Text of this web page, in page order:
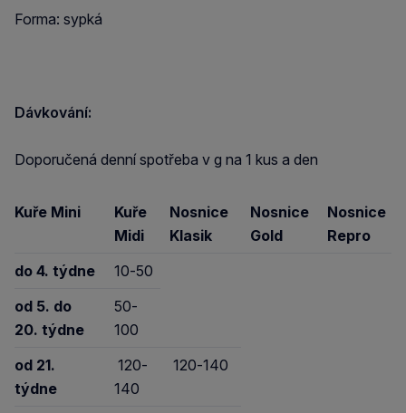
Forma: sypká
Dávkování:
Doporučená denní spotřeba v g na 1 kus a den
Kuře Mini
Kuře
Midi
Nosnice
Klasik
Nosnice
Gold
Nosnice
Repro
do 4. týdne
10-50
od 5. do
20. týdne
50-
100
od 21.
týdne
120-
140
120-140